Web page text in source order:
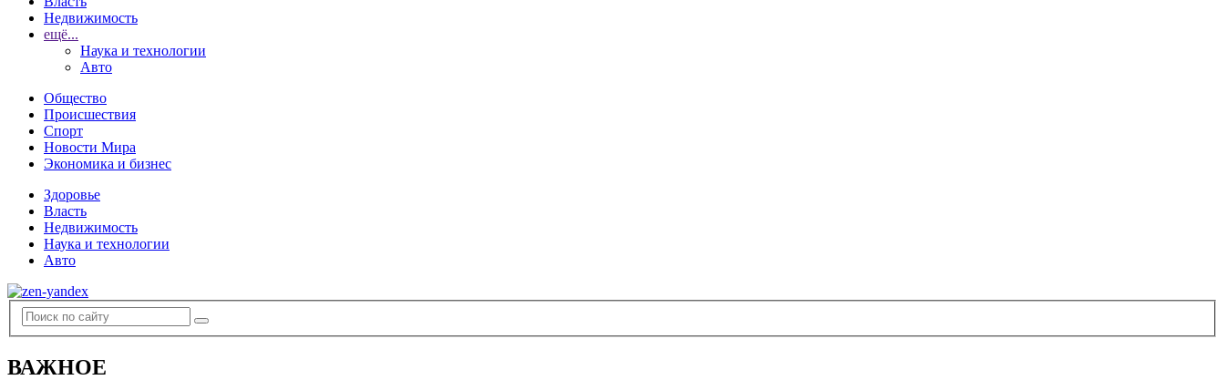
Недвижимость
ещё...
Наука и технологии
Авто
Общество
Происшествия
Спорт
Новости Мира
Экономика и бизнес
Здоровье
Власть
Недвижимость
Наука и технологии
Авто
ВАЖНОЕ